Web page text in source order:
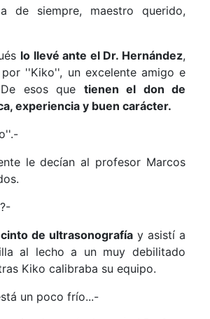
de siempre, maestro querido,
lo llevé ante el Dr. Hernández,
''Kiko'', un excelente amigo e
esos que tienen el don de
experiencia y buen carácter.
le decían al profesor Marcos
de ultrasonografía y asistí a
al lecho a un muy debilitado
Kiko calibraba su equipo.
un poco frío...-